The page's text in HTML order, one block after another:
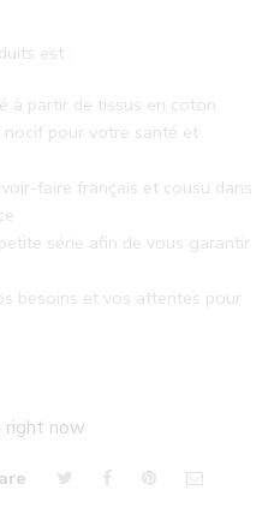
est :
à partir de tissus en coton
pour votre santé et
faire français et cousu dans
série afin de vous garantir
besoins et vos attentes pour
right now